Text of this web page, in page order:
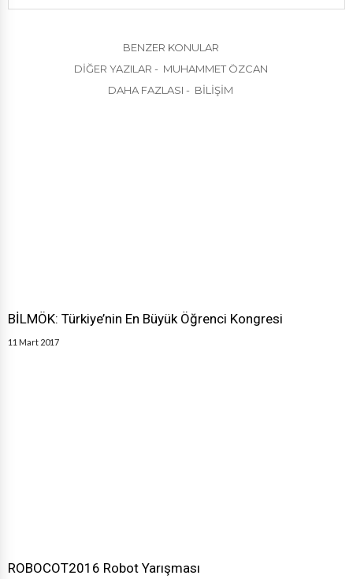
BENZER KONULAR
DIĞER YAZILAR - MUHAMMET ÖZCAN
DAHA FAZLASI - BILIŞIM
BİLMÖK: Türkiye’nin En Büyük Öğrenci Kongresi
11 Mart 2017
ROBOCOT2016 Robot Yarışması